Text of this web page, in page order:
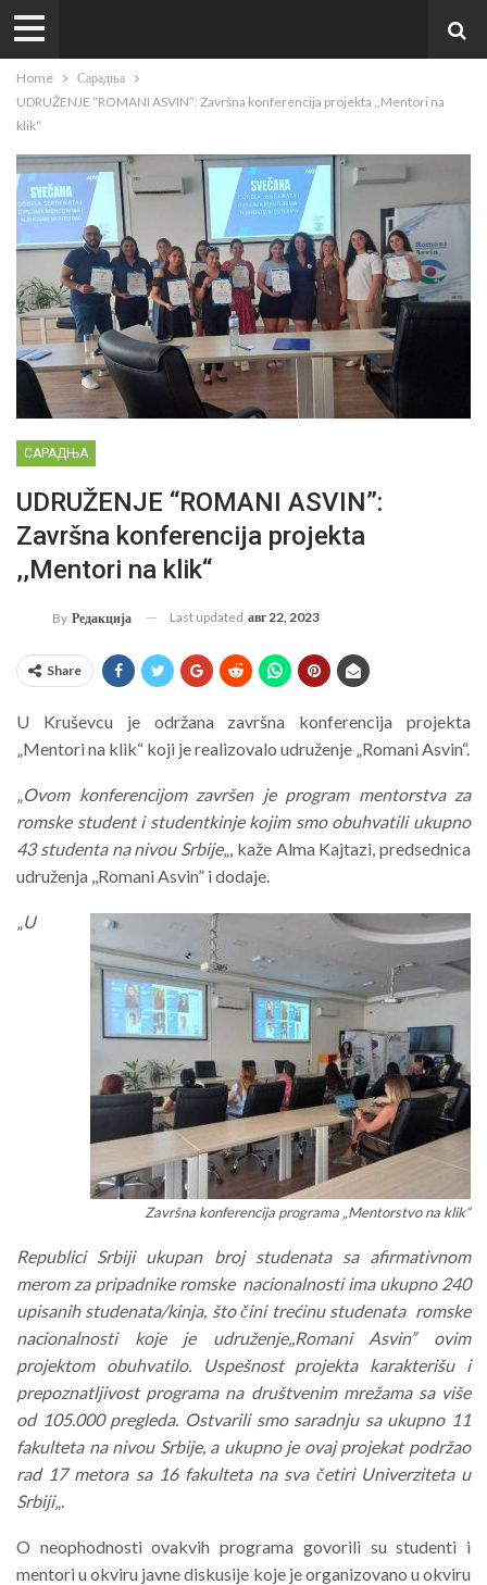
Home
Сарадња
UDRUŽENJE “ROMANI ASVIN”: Završna konferencija projekta ,,Mentori na
klik“
САРАДЊА
UDRUŽENJE “ROMANI ASVIN”:
Završna konferencija projekta
,,Mentori na klik“
By Редакција Last updated авг 22, 2023
Share
U Kruševcu je održana završna konferencija projekta
„Mentori na klik“ koji je realizovalo udruženje „Romani Asvin“.
„Ovom konferencijom završen je program mentorstva za
romske student i studentkinje kojim smo obuhvatili ukupno
43 studenta na nivou Srbije„, kaže Alma Kajtazi, predsednica
udruženja ,,Romani Asvin” i dodaje.
Završna konferencija programa „Mentorstvo na klik“
„U
Republici Srbiji ukupan broj studenata sa afirmativnom
merom za pripadnike romske nacionalnosti ima ukupno 240
upisanih studenata/kinja, što čini trećinu studenata romske
nacionalnosti koje je udruženje,,Romani Asvin” ovim
projektom obuhvatilo. Uspešnost projekta karakterišu i
prepoznatljivost programa na društvenim mrežama sa više
od 105.000 pregleda. Ostvarili smo saradnju sa ukupno 11
fakulteta na nivou Srbije, a ukupno je ovaj projekat podržao
rad 17 metora sa 16 fakulteta na sva četiri Univerziteta u
Srbiji„.
O neophodnosti ovakvih programa govorili su studenti i
mentori u okviru javne diskusije koje je organizovano u okviru